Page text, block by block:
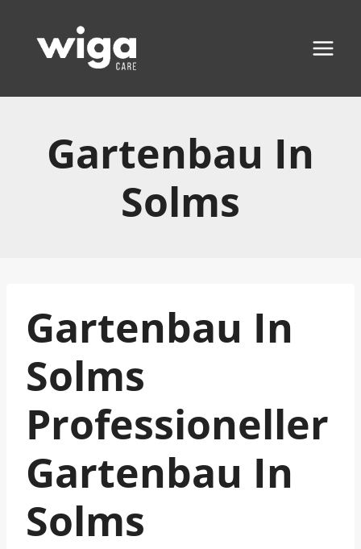
Inhalt
springen
Gartenbau In
Solms
Gartenbau In
Solms
Professioneller
Gartenbau In
Solms